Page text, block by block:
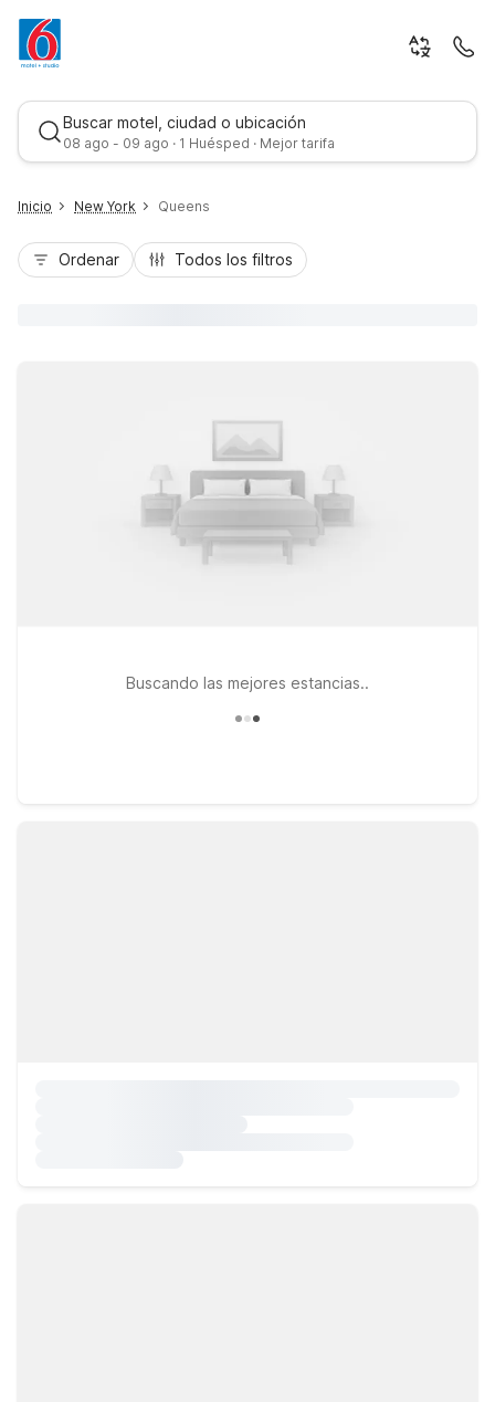
Buscar motel, ciudad o ubicación
08 ago - 09 ago · 1 Huésped · Mejor tarifa
Inicio New York Queens
Ordenar Todos los filtros
Buscando las mejores estancias..